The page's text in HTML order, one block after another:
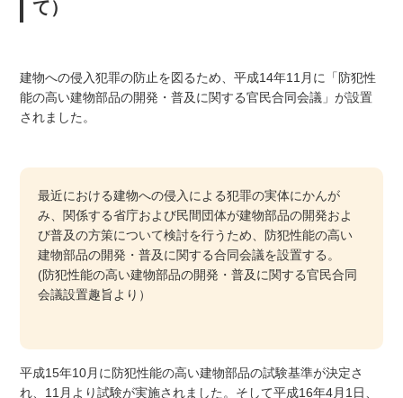
て）
建物への侵入犯罪の防止を図るため、平成14年11月に「防犯性
能の高い建物部品の開発・普及に関する官民合同会議」が設置
されました。
最近における建物への侵入による犯罪の実体にかんが
み、関係する省庁および民間団体が建物部品の開発およ
び普及の方策について検討を行うため、防犯性能の高い
建物部品の開発・普及に関する合同会議を設置する。
(防犯性能の高い建物部品の開発・普及に関する官民合同
会議設置趣旨より）
平成15年10月に防犯性能の高い建物部品の試験基準が決定さ
れ、11月より試験が実施されました。そして平成16年4月1日、